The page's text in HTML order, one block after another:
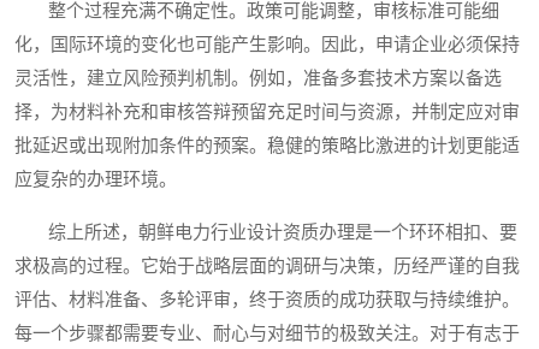
整个过程充满不确定性。政策可能调整，审核标准可能细
化，国际环境的变化也可能产生影响。因此，申请企业必须保持
灵活性，建立风险预判机制。例如，准备多套技术方案以备选
择，为材料补充和审核答辩预留充足时间与资源，并制定应对审
批延迟或出现附加条件的预案。稳健的策略比激进的计划更能适
应复杂的办理环境。
综上所述，朝鲜电力行业设计资质办理是一个环环相扣、要
求极高的过程。它始于战略层面的调研与决策，历经严谨的自我
评估、材料准备、多轮评审，终于资质的成功获取与持续维护。
每一个步骤都需要专业、耐心与对细节的极致关注。对于有志于